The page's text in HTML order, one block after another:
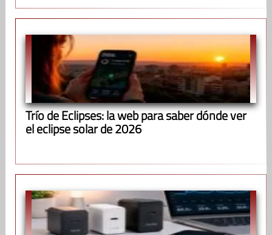
Trío de Eclipses: la web para saber dónde ver
el eclipse solar de 2026